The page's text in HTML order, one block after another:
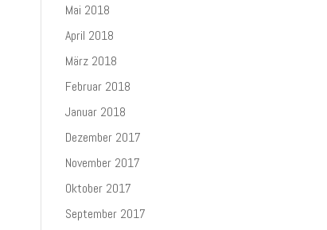
Mai 2018
April 2018
März 2018
Februar 2018
Januar 2018
Dezember 2017
November 2017
Oktober 2017
September 2017